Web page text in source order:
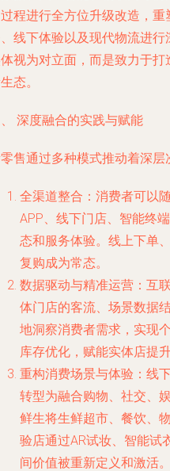
程进行全方位升级改造，
线下体验以及现代物流进
视为对立面，而是致力于
态。
深度融合的实践与赋能
售通过多种模式推动着深层
全渠道整合 ：消费者可以
APP、线下门店、智能终
态和服务体验。线上下单
复购成为常态。
数据驱动与精准运营 ：互
体门店的客流、场景数据
地洞察消费者需求，实现
库存优化，赋能实体店提
重构消费场景与体验 ：线
转型为融合购物、社交、
鲜生将生鲜超市、餐饮、
验店通过AR试妆、智能试
间价值被重新定义和激活。